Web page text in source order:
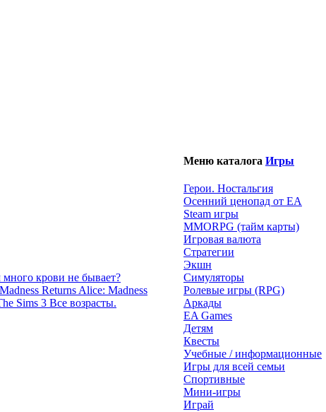
крови не бывает?
Alice: Madness
Sims 3 Все возрасты.
Меню каталога Игры
Герои. Ностальгия
Осенний ценопад от EA
Steam игры
MMORPG (тайм карты)
Игровая валюта
Стратегии
Экшн
Симуляторы
Ролевые игры (RPG)
Аркады
EA Games
Детям
Квесты
Учебные / информационные
Игры для всей семьи
Спортивные
Мини-игры
Играй